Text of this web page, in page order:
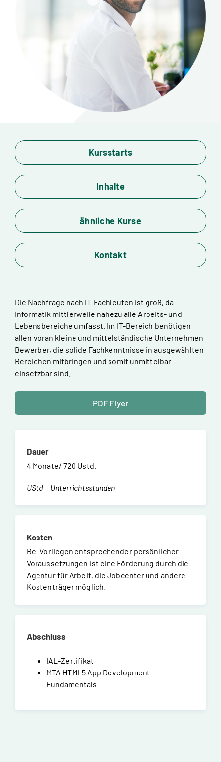
Kursstarts
Inhalte
ähnliche Kurse
Kontakt
Die Nachfrage nach IT-Fachleuten ist groß, da
Informatik mittlerweile nahezu alle Arbeits- und
Lebensbereiche umfasst. Im IT-Bereich benötigen
allen voran kleine und mittelständische Unternehmen
Bewerber, die solide Fachkenntnisse in ausgewählten
Bereichen mitbringen und somit unmittelbar
einsetzbar sind.
PDF Flyer
Dauer
4 Monate/ 720 Ustd.
UStd = Unterrichtsstunden
Kosten
Bei Vorliegen entsprechender persönlicher
Voraussetzungen ist eine Förderung durch die
Agentur für Arbeit, die Jobcenter und andere
Kostenträger möglich.
Abschluss
IAL-Zertifikat
MTA HTML5 App Development
Fundamentals